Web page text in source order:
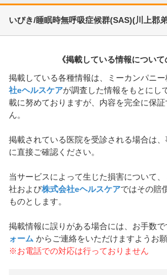
いびき/睡眠時無呼吸症候群(SAS)(川上郡
《掲載している情報について
掲載している各種情報は、ミーカンパニ
社eヘルスケアが調査した情報をもとにし
載に努めておりますが、内容を完全に保
ん。
掲載されている医院を受診される場合は
に直接ご確認ください。
当サービスによって生じた損害について
社および株式会社eヘルスケアではその賠
ものとします。
掲載情報に誤りがある場合には、お手数で
ォーム からご連絡をいただけますようお
※お電話での対応は行っておりません